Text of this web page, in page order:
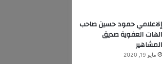
إلاعلامي حمود حسين صاحب
الهات العفوية صديق
المشاهير
مايو 19, 2020